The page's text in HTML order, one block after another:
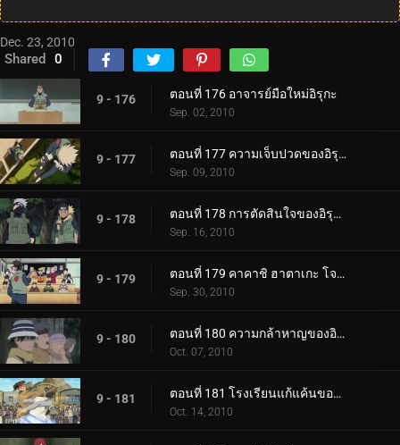
Dec. 23, 2010
Shared 0
9 - 176 ตอนที่ 176 อาจารย์มือใหม่อิรุกะ
Sep. 02, 2010
9 - 177 ตอนที่ 177 ความเจ็บปวดของอิรุกะ
Sep. 09, 2010
9 - 178 ตอนที่ 178 การตัดสินใจของอิรุกะ
Sep. 16, 2010
9 - 179 ตอนที่ 179 คาคาชิ ฮาตาเกะ โจนินผู้รับผิดชอบ
Sep. 30, 2010
9 - 180 ตอนที่ 180 ความกล้าหาญของอินาริถูกทดสอบ
Oct. 07, 2010
9 - 181 ตอนที่ 181 โรงเรียนแก้แค้นของนารูโตะ
Oct. 14, 2010